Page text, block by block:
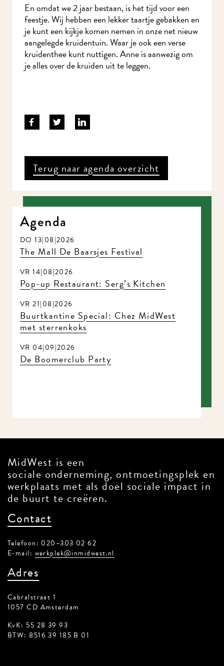
En omdat we 2 jaar bestaan, is het tijd voor een
feestje. Wij hebben een lekker taartje gebakken en
je kunt een kijkje komen nemen in onze net nieuw
aangelegde kruidentuin. Waar je ook een verse
kruidenthee kunt nuttigen. Anne is aanwezig om
je alles over de kruiden uit te leggen.
Terug naar agenda overzicht
Agenda
DO 13|08|2026
The Mall De Baarsjes Festival
VR 14|08|2026
Pop-up Restaurant: Serg’s Kitchen
VR 21|08|2026
Buurtkantine Special: Chez MidWest
met sterrenkoks
VR 04|09|2026
De Boomerclub Party
MidWest is een
sociale onderneming, ontmoetingsplek en
werkplaats met als doel sociale impact in
de buurt te creëren.
Contact
Telefoon: 020–303 02 62
E-mail: werkplek@inmidwest.nl
Adres
Cabralstraat 1
1057 CD Amsterdam
KvK: 55 28 39 93
BTW: 8516 39 185 B 01